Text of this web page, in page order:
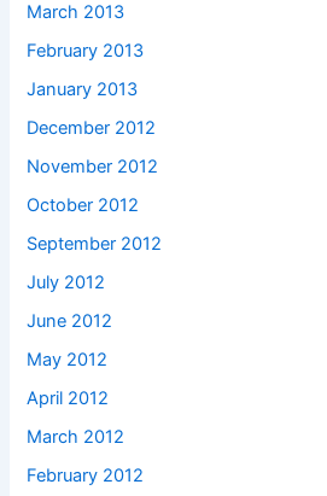
March 2013
February 2013
January 2013
December 2012
November 2012
October 2012
September 2012
July 2012
June 2012
May 2012
April 2012
March 2012
February 2012